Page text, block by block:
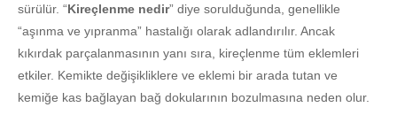
sürülür. “Kireçlenme nedir” diye sorulduğunda, genellikle
“aşınma ve yıpranma” hastalığı olarak adlandırılır. Ancak
kıkırdak parçalanmasının yanı sıra, kireçlenme tüm eklemleri
etkiler. Kemikte değişikliklere ve eklemi bir arada tutan ve
kemiğe kas bağlayan bağ dokularının bozulmasına neden olur.